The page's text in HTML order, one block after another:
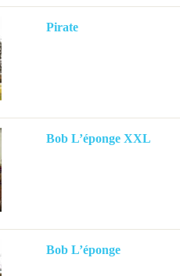
Pirate
Bob L’éponge XXL
Bob L’éponge